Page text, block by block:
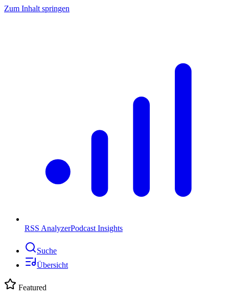
Zum Inhalt springen
RSS AnalyzerPodcast Insights
Suche
Übersicht
Featured